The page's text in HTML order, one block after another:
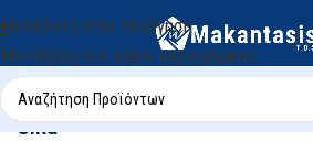
Μετάβαση στην πλοήγηση
Μετάβαση στο κύριο περιεχόμενο
Sika